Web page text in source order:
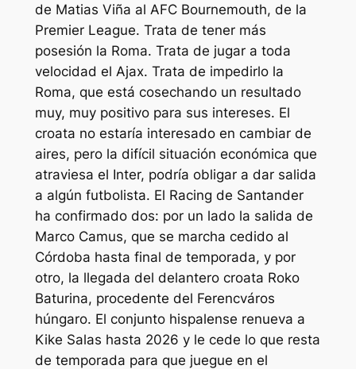
de Matias Viña al AFC Bournemouth, de la
Premier League. Trata de tener más
posesión la Roma. Trata de jugar a toda
velocidad el Ajax. Trata de impedirlo la
Roma, que está cosechando un resultado
muy, muy positivo para sus intereses. El
croata no estaría interesado en cambiar de
aires, pero la difícil situación económica que
atraviesa el Inter, podría obligar a dar salida
a algún futbolista. El Racing de Santander
ha confirmado dos: por un lado la salida de
Marco Camus, que se marcha cedido al
Córdoba hasta final de temporada, y por
otro, la llegada del delantero croata Roko
Baturina, procedente del Ferencváros
húngaro. El conjunto hispalense renueva a
Kike Salas hasta 2026 y le cede lo que resta
de temporada para que juegue en el